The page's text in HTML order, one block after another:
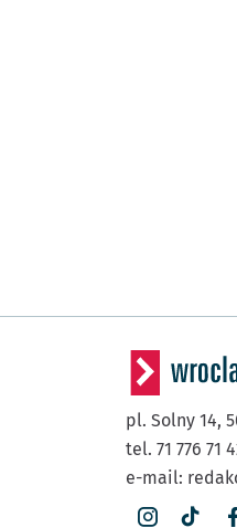
pl. Solny 14,
tel. 71 776 71
e-mail: